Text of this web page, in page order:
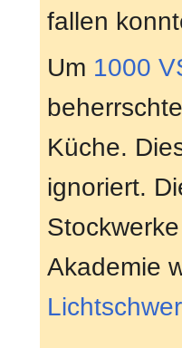
fallen
Um 1000
Küche.
ignoriert.
Akademie